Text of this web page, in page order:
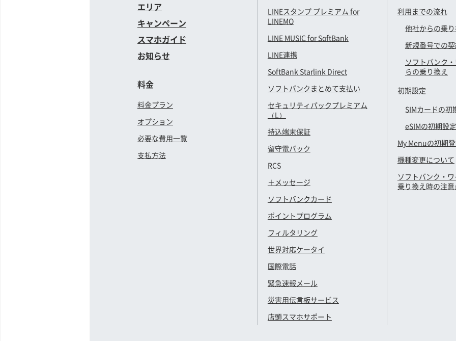
エリア
キャンペーン
スマホガイド
お知らせ
料金
料金プラン
オプション
必要な費用一覧
支払方法
LINEスタンプ プレミアム for
LINEMO
LINE MUSIC for SoftBank
LINE連携
SoftBank Starlink Direct
ソフトバンクまとめて支払い
セキュリティパックプレミアム
（L）
持込端末保証
留守電パック
RCS
＋メッセージ
ソフトバンクカード
ポイントプログラム
フィルタリング
世界対応ケータイ
国際電話
緊急速報メール
災害用伝言板サービス
店頭スマホサポート
利用までの流れ
他社からの乗り
新規番号での
ソフトバンク
らの乗り換え
初期設定
SIMカードの初
eSIMの初期設定
My Menuの初期
機種変更について
ソフトバンク・
乗り換え時の注意